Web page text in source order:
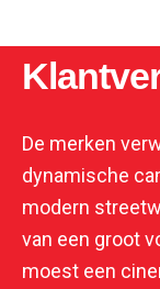
De merken
dynamische
modern
van een groot
moest een